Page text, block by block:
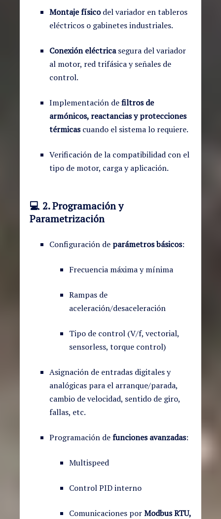
Montaje físicodel variador en tableros
eléctricos o gabinetes industriales.
Conexión eléctricasegura del variador
al motor, red trifásica y señales de
control.
Implementación defiltros de
armónicos, reactancias y protecciones
térmicascuando el sistema lo requiere.
Verificación de la compatibilidad con el
tipo de motor, carga y aplicación.
💻2. Programación y
Parametrización
Configuración de parámetros básicos:
Frecuencia máxima y mínima
Rampas de
aceleración/desaceleración
Tipo de control (V/f, vectorial,
sensorless, torque control)
Asignación de entradas digitales y
analógicas para el arranque/parada,
cambio de velocidad, sentido de giro,
fallas, etc.
Programación defunciones avanzadas:
Multispeed
Control PID interno
Comunicaciones porModbus RTU,